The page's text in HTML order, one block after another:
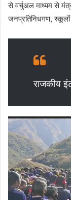
से वर्चुअल माध्यम से
जनप्रतिनिधगण,
राजकीय
Video
Player